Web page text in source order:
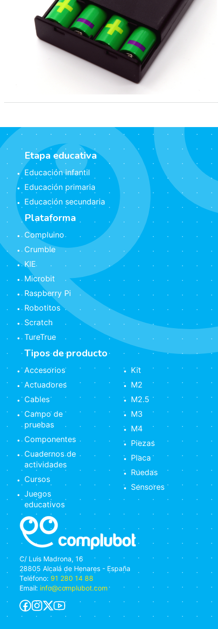
C/ Luis Madrona, 16
28805 Alcalá de Henares - España
Teléfono: 91 280 14 88
Email: info@complubot.com
Etapa educativa
Educación infantil
Educación primaria
Educación secundaria
Plataforma
Compluino
Crumble
KIE
Microbit
Raspberry Pi
Robotitos
Scratch
TureTrue
Tipos de producto
Accesorios
Actuadores
Cables
Campo de
pruebas
Componentes
Cuadernos de
actividades
Cursos
Juegos
educativos
Kit
M2
M2.5
M3
M4
Piezas
Placa
Ruedas
Sensores